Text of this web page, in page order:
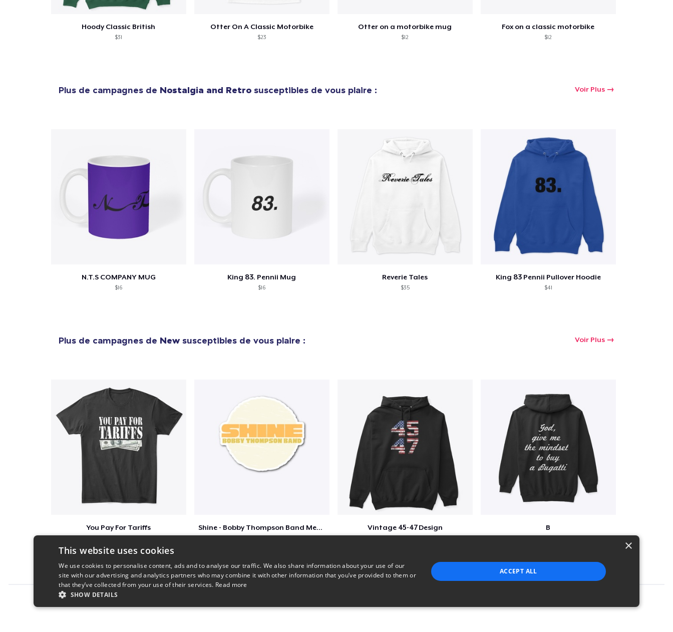
Hoody Classic British
$31
Otter On A Classic Motorbike
$23
Otter on a motorbike mug
$12
Fox on a classic motorbike
$12
Plus de campagnes de Nostalgia and Retro susceptibles de vous plaire : Voir Plus
N.T.S COMPANY MUG
$16
King 83. Pennii Mug
$16
Reverie Tales
$35
King 83 Pennii Pullover Hoodie
$41
Plus de campagnes de Newsusceptibles de vous plaire : Voir Plus
You Pay For Tariffs Shine - Bobby Thompson Band Merch Vintage 45-47 Design B
×
This website uses cookies
We use cookies to personalise content, ads and to analyse our traffic. We also share information about your use of our
site with our advertising and analytics partners who may combine it with other information that you’ve provided to them or
that they’ve collected from your use of their services. Read more
SHOW DETAILS
ACCEPT ALL